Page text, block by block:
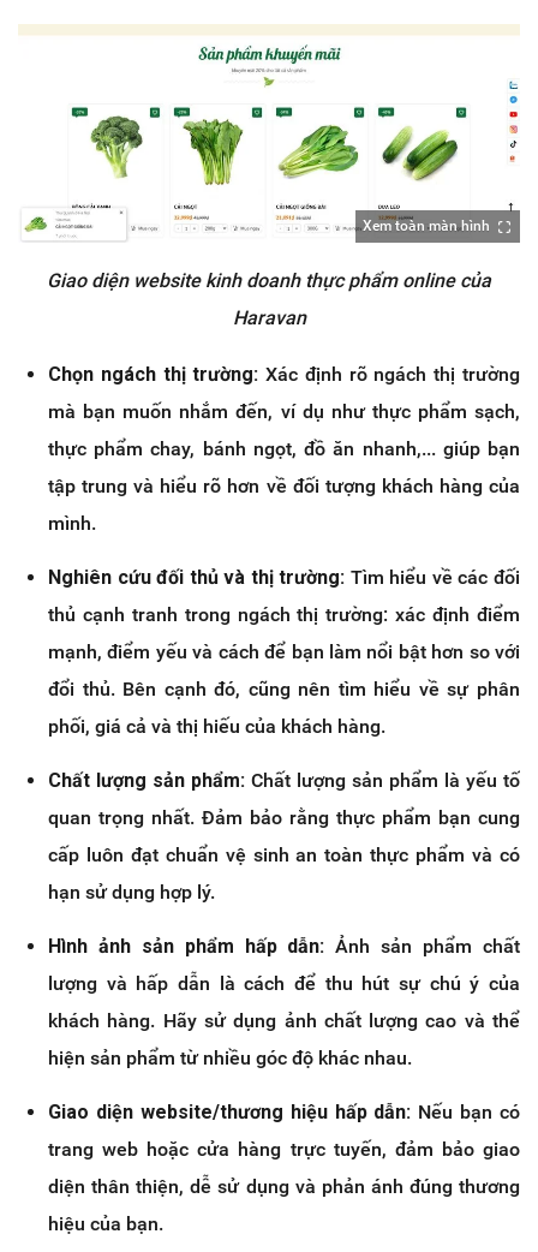
Xem toàn màn hình
Giao diện website kinh doanh thực phẩm online của
Haravan
Chọn ngách thị trường:Xác định rõ ngách thị trường
mà bạn muốn nhắm đến, ví dụ như thực phẩm sạch,
thực phẩm chay, bánh ngọt, đồ ăn nhanh,... giúp bạn
tập trung và hiểu rõ hơn về đối tượng khách hàng của
mình.
Nghiên cứu đối thủ và thị trường: Tìm hiểu về các đối
thủ cạnh tranh trong ngách thị trường: xác định điểm
mạnh, điểm yếu và cách để bạn làm nổi bật hơn so với
đổi thủ. Bên cạnh đó, cũng nên tìm hiểu về sự phân
phối, giá cả và thị hiếu của khách hàng.
Chất lượng sản phẩm: Chất lượng sản phẩm là yếu tố
quan trọng nhất. Đảm bảo rằng thực phẩm bạn cung
cấp luôn đạt chuẩn vệ sinh an toàn thực phẩm và có
hạn sử dụng hợp lý.
Hình ảnh sản phẩm hấp dẫn: Ảnh sản phẩm chất
lượng và hấp dẫn là cách để thu hút sự chú ý của
khách hàng. Hãy sử dụng ảnh chất lượng cao và thể
hiện sản phẩm từ nhiều góc độ khác nhau.
Giao diện website/thương hiệu hấp dẫn: Nếu bạn có
trang web hoặc cửa hàng trực tuyến, đảm bảo giao
diện thân thiện, dễ sử dụng và phản ánh đúng thương
hiệu của bạn.